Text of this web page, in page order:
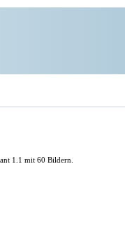
1.1 mit 60 Bildern.